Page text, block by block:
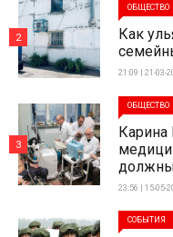
ОБЩЕСТВО
Как
21:09 | 21-03-
2
ОБЩЕСТВО
Карина
23:56 | 15-05-
3
СОБЫТИЯ